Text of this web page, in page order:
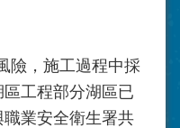
，施工過程中採
工程部分湖區已
業安全衛生署共